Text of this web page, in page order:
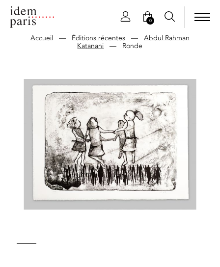
0
Accueil — Éditions récentes— Abdul Rahman
Katanani — Ronde